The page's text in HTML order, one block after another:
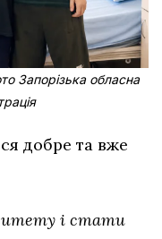
Запорізька обласна
добре та вже
і стати